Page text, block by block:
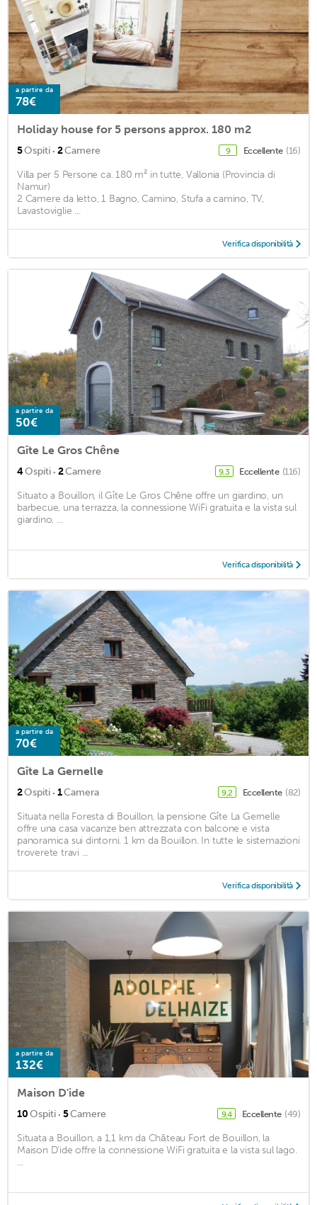
a partire da
78€
Holiday house for 5 persons approx. 180 m2
5Ospiti · 2Camere 9 Eccellente (16)
Villa per 5 Persone ca. 180 m² in tutte, Vallonia (Provincia di
Namur)
2 Camere da letto, 1 Bagno, Camino, Stufa a camino, TV,
Lavastoviglie ...
Verifica disponibilità
a partire da
50€
Gîte Le Gros Chêne
4Ospiti · 2Camere 9,3 Eccellente (116)
Situato a Bouillon, il Gîte Le Gros Chêne offre un giardino, un
barbecue, una terrazza, la connessione WiFi gratuita e la vista sul
giardino. ...
Verifica disponibilità
a partire da
70€
Gîte La Gernelle
2Ospiti · 1Camera 9,2 Eccellente (82)
Situata nella Foresta di Bouillon, la pensione Gîte La Gernelle
offre una casa vacanze ben attrezzata con balcone e vista
panoramica sui dintorni. 1 km da Bouillon. In tutte le sistemazioni
troverete travi ...
Verifica disponibilità
a partire da
132€
Maison D'ide
10Ospiti · 5Camere 9,4 Eccellente (49)
Situata a Bouillon, a 1,1 km da Château Fort de Bouillon, la
Maison D'ide offre la connessione WiFi gratuita e la vista sul lago.
...